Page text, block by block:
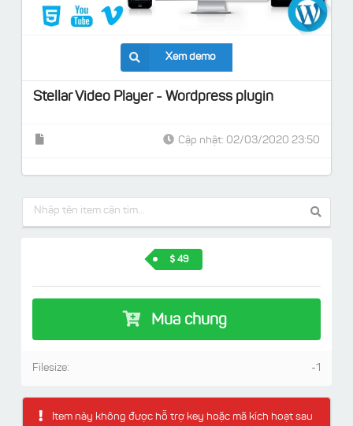
Xem demo
Stellar Video Player - Wordpress plugin
Cập nhật: 02/03/2020 23:50
49
Mua chung
-1
Filesize:
Item này không được hỗ trợ key hoặc mã kích hoạt sau